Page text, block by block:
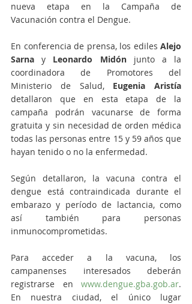
nueva etapa en la Campaña de
Vacunación contra el Dengue.
En conferencia de prensa, los ediles Alejo
Sarna y Leonardo Midón junto a la
coordinadora de Promotores del
Ministerio de Salud, Eugenia Aristía
detallaron que en esta etapa de la
campaña podrán vacunarse de forma
gratuita y sin necesidad de orden médica
todas las personas entre 15 y 59 años que
hayan tenido o no la enfermedad.
Según detallaron, la vacuna contra el
dengue está contraindicada durante el
embarazo y período de lactancia, como
así también para personas
inmunocomprometidas.
Para acceder a la vacuna, los
campanenses interesados deberán
registrarse en www.dengue.gba.gob.ar.
En nuestra ciudad, el único lugar